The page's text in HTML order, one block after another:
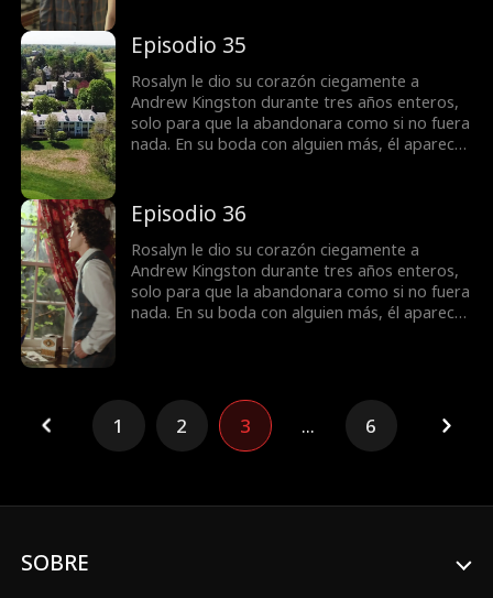
Episodio 35
Rosalyn le dio su corazón ciegamente a
Andrew Kingston durante tres años enteros,
solo para que la abandonara como si no fuera
nada. En su boda con alguien más, él aparece
Episodio 36
Rosalyn le dio su corazón ciegamente a
Andrew Kingston durante tres años enteros,
solo para que la abandonara como si no fuera
nada. En su boda con alguien más, él aparece
1 2 3 ... 6
SOBRE